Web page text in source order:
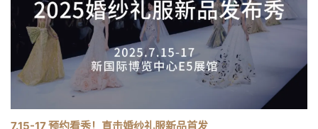
7.15-17 预约看秀！直击婚纱礼服新品首发